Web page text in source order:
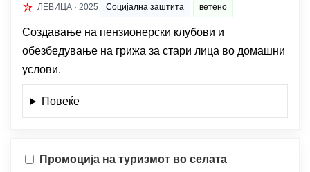
ЛЕВИЦА · 2025 Социјална заштита ветено
Создавање на пензионерски клубови и
обезбедување на грижа за стари лица во домашни
услови.
Повеќе
Промоција на туризмот во селата